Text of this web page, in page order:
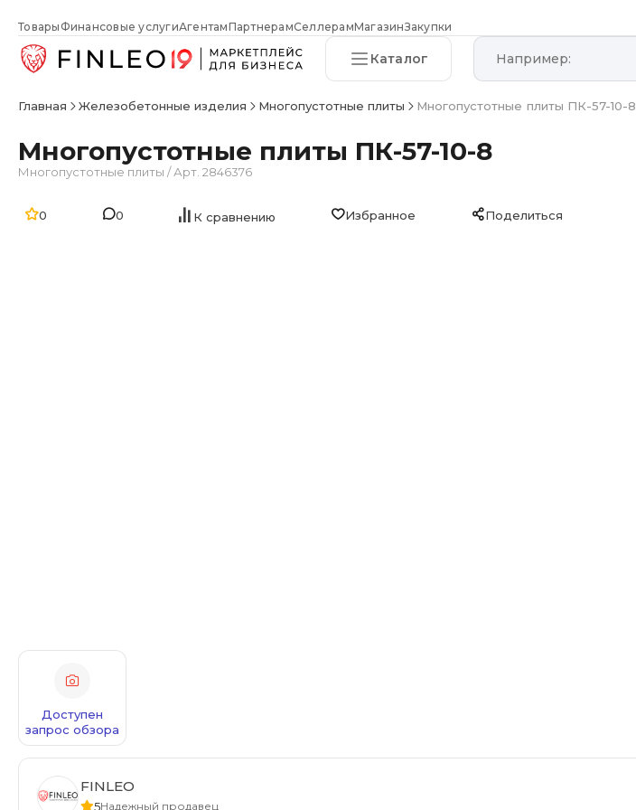
Товары Финансовые услугиАгентамПартнерамСеллерамМагазинЗакупки
Каталог
Главная Железобетонные изделия Многопустотные плиты Многопустотные плиты ПК-57-10-8
Многопустотные плиты ПК-57-10-8
Многопустотные плиты /Арт. 2846376
0 0 К сравнению Избранное Поделиться
Доступен
запрос обзора
FINLEO
5Надежный продавец